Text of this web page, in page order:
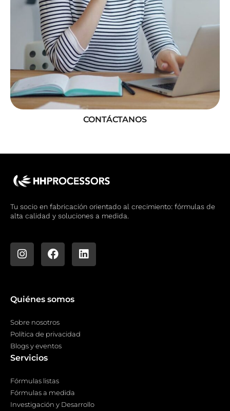
CONTÁCTANOS
Tu socio en fabricación orientado al crecimiento: fórmulas de
alta calidad y soluciones a medida.
Quiénes somos
Sobre nosotros
Política de privacidad
Blogs y eventos
Servicios
Fórmulas listas
Fórmulas a medida
Investigación y Desarrollo